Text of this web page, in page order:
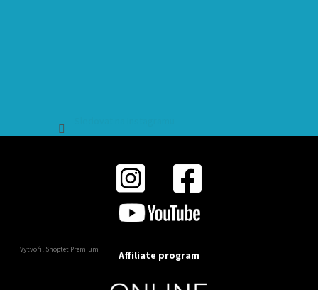
Vytvořil Shoptet Premium Affiliate program